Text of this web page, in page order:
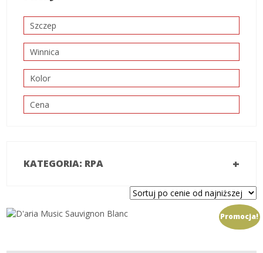
Szczep
Winnica
Kolor
Cena
KATEGORIA: RPA +
Promocja!